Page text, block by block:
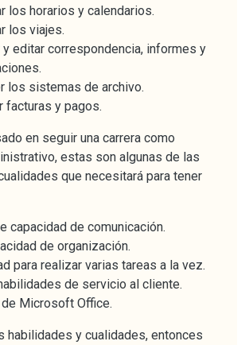
los horarios y calendarios.
los viajes.
y editar correspondencia, informes y
los sistemas de archivo.
facturas y pagos.
en seguir una carrera como
estas son algunas de las
que necesitará para tener
capacidad de comunicación.
de organización.
para realizar varias tareas a la vez.
de servicio al cliente.
Microsoft Office.
habilidades y cualidades, entonces